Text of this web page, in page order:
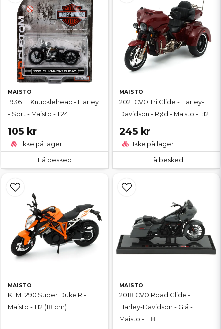
MAISTO
1936 El Knucklehead - Harley
- Sort - Maisto - 1:24
105 kr
Ikke på lager
Få besked
MAISTO
2021 CVO Tri Glide - Harley-
Davidson - Rød - Maisto - 1:12
245 kr
Ikke på lager
Få besked
MAISTO
KTM 1290 Super Duke R -
Maisto - 1:12 (18 cm)
MAISTO
2018 CVO Road Glide -
Harley-Davidson - Grå -
Maisto - 1:18